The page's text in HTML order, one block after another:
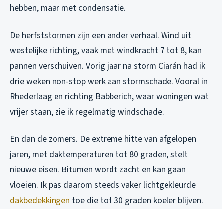
hebben, maar met condensatie.
De herfststormen zijn een ander verhaal. Wind uit
westelijke richting, vaak met windkracht 7 tot 8, kan
pannen verschuiven. Vorig jaar na storm Ciarán had ik
drie weken non-stop werk aan stormschade. Vooral in
Rhederlaag en richting Babberich, waar woningen wat
vrijer staan, zie ik regelmatig windschade.
En dan de zomers. De extreme hitte van afgelopen
jaren, met daktemperaturen tot 80 graden, stelt
nieuwe eisen. Bitumen wordt zacht en kan gaan
vloeien. Ik pas daarom steeds vaker lichtgekleurde
dakbedekkingen toe die tot 30 graden koeler blijven.